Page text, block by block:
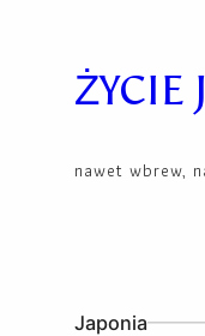
contentŻYCIE
nawet wbrew,
Japonia